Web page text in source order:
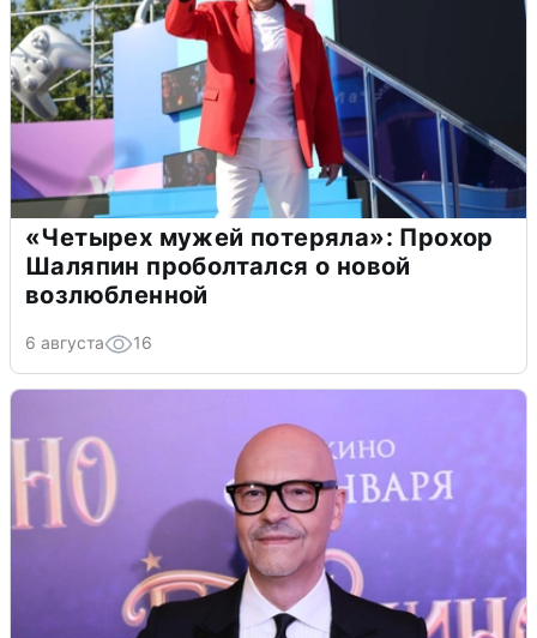
«Четырех мужей потеряла»: Прохор
Шаляпин проболтался о новой
возлюбленной
6 августа 16